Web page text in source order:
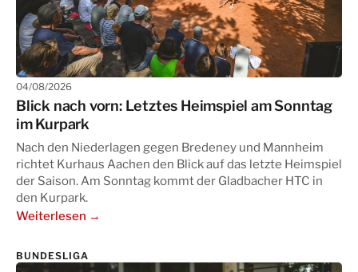
04/08/2026
Blick nach vorn: Letztes Heimspiel am Sonntag
im Kurpark
Nach den Niederlagen gegen Bredeney und Mannheim
richtet Kurhaus Aachen den Blick auf das letzte Heimspiel
der Saison. Am Sonntag kommt der Gladbacher HTC in
den Kurpark.
Weiterlesen →
BUNDESLIGA